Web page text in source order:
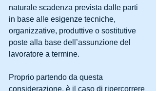
naturale scadenza prevista dalle parti
in base alle esigenze tecniche,
organizzative, produttive o sostitutive
poste alla base dell’assunzione del
lavoratore a termine.
Proprio partendo da questa
considerazione, è il caso di ripercorrere